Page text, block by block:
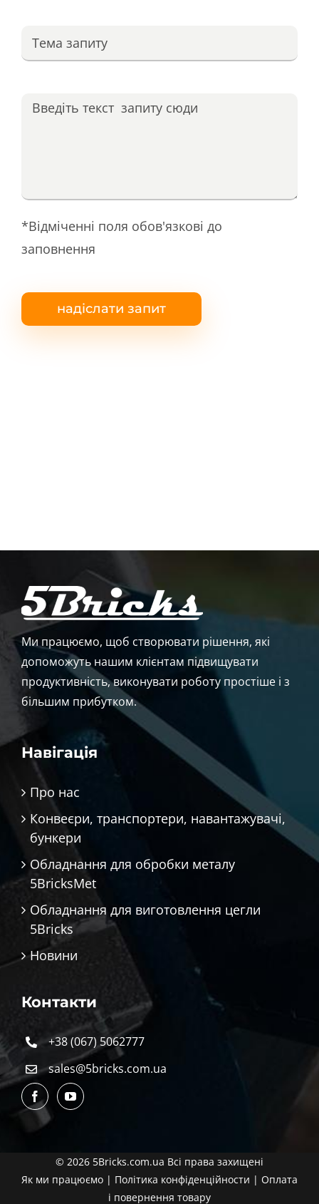
*Відміченні поля обов'язкові до
заповнення
Ми працюємо, щоб створювати рішення, які
допоможуть нашим клієнтам підвищувати
продуктивність, виконувати роботу простіше і з
більшим прибутком.
Навігація
Про нас
Конвеєри, транспортери, навантажувачі,
бункери
Обладнання для обробки металу
5BricksMet
Обладнання для виготовлення цегли
5Bricks
Новини
Контакти
+38 (067) 5062777
sales@5bricks.com.ua
© 2026 5Bricks.com.ua Всі права захищені
Як ми працюємо | Політика конфіденційности | Оплата
і повернення товару